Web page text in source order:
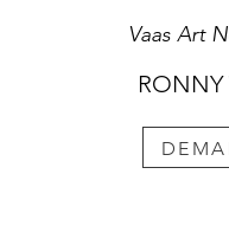
Vaas Art
RONNY